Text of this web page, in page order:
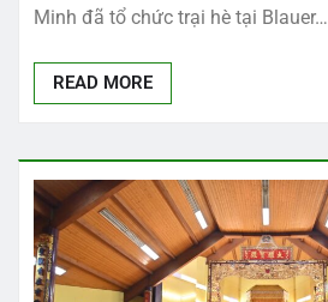
Minh đã tổ chức trại hè tại Blauer…
READ MORE